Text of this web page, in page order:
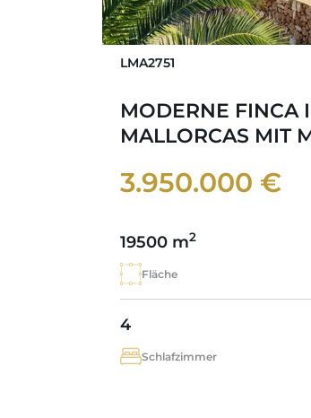
LMA2751
MODERNE FINCA
MALLORCAS MIT
3.950.000 €
19500 m2
Fläche
4
Schlafzimmer